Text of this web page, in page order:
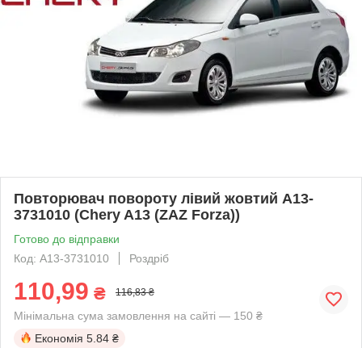
Повторювач повороту лівий жовтий A13-
3731010 (Chery A13 (ZAZ Forza))
Готово до відправки
Код: A13-3731010
Роздріб
110,99 ₴ 116,83 ₴
Мінімальна сума замовлення на сайті — 150 ₴
Економія 5.84 ₴